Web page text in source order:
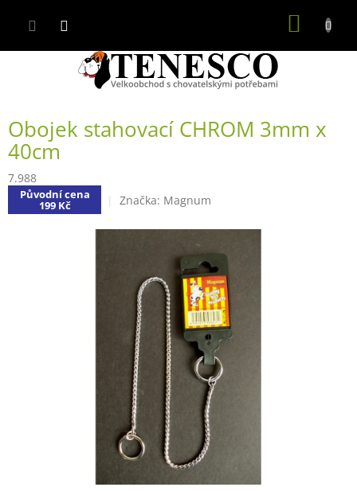
Obojek stahovací CHROM 3mm x
40cm
7.988
Původní cena
199 Kč Značka: Magnum